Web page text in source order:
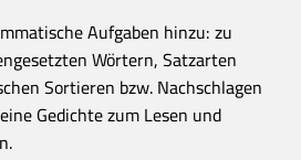
Aufgaben hinzu: zu
Wörtern, Satzarten
Sortieren bzw. Nachschlagen
Gedichte zum Lesen und